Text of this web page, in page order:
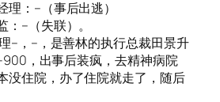
：–（事后出逃）
–（失联）。
–，–，是善林的执行总裁田景升
，出事后装疯，去精神病院
没住院，办了住院就走了，随后